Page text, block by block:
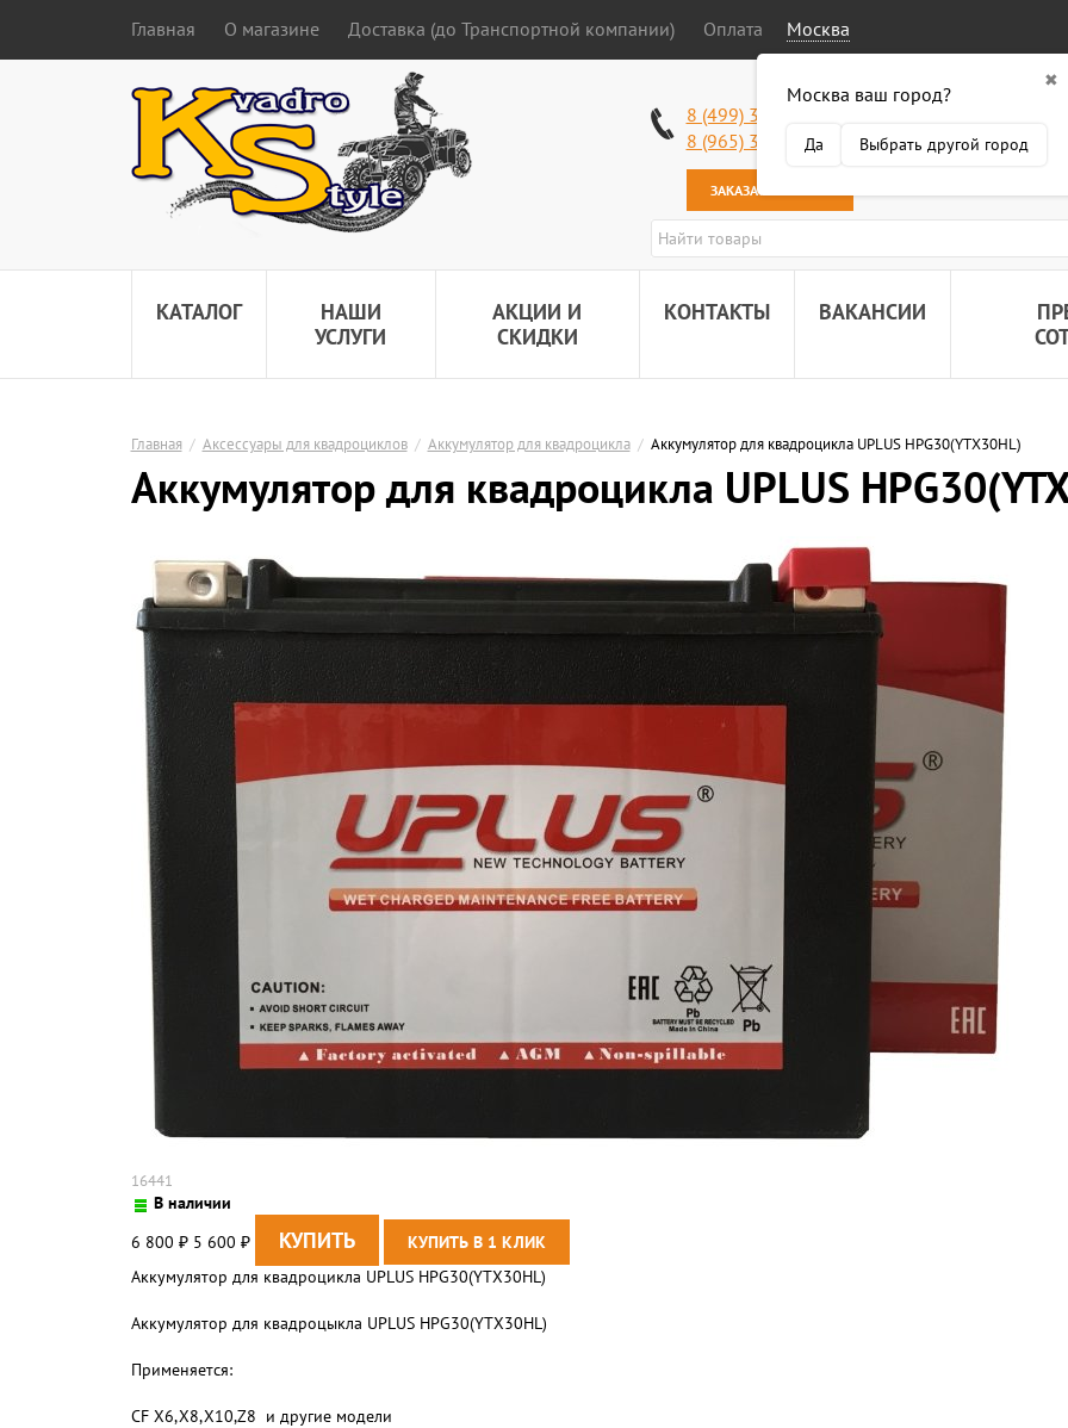
Главная О магазине Доставка (до Транспортной компании) Оплата Москва
✖
Москва ваш город?
Да Выбрать другой город
8 (499) 340-63-51
8 (965) 318-34-38
ЗАКАЗАТЬ ЗВОНОК
Работаем
Самовывоз: 2
Наша почта:
КАТАЛОГ
НАШИ
УСЛУГИ
АКЦИИ И
СКИДКИ
КОНТАКТЫ ВАКАНСИИ
Главная / Аксессуары для квадроциклов / Аккумулятор для квадроцикла / Aккумулятор для квадроцикла UPLUS HPG30(YTX30HL)
Aккумулятор для квадроцикла UPLUS
16441
В наличии
6 800 ₽ 5 600 ₽
Aккумулятор для квадроцикла UPLUS HPG30(YTX30HL)
Aккумулятор для квадроцыкла UPLUS HPG30(YTX30HL)
Применяется:
CF Х6,Х8,Х10,Z8 и другие модели